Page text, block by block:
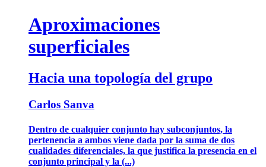
Aproximaciones
superficiales
Hacia una topología del grupo
Carlos Sanva
Dentro de cualquier conjunto hay subconjuntos, la
pertenencia a ambos viene dada por la suma de dos
cualidades diferenciales, la que justifica la presencia en el
conjunto principal y la (...)